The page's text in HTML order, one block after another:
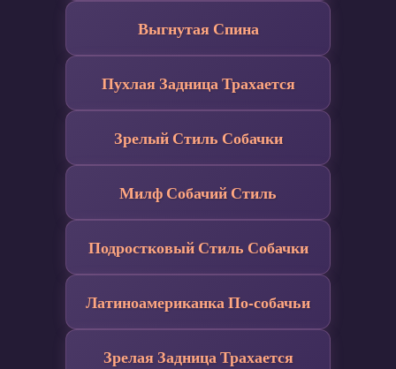
Выгнутая Спина
Пухлая Задница Трахается
Зрелый Стиль Собачки
Милф Собачий Стиль
Подростковый Стиль Собачки
Латиноамериканка По-собачьи
Зрелая Задница Трахается